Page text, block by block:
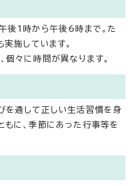
後1時から午後6時まで。た
実施しています。
々に時間が異なります。
を通して正しい生活習慣を身
もに、季節にあった行事等を